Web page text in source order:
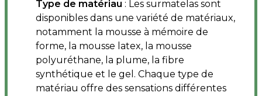
Type de matériau : Les surmatelas sont
disponibles dans une variété de matériaux,
notamment la mousse à mémoire de
forme, la mousse latex, la mousse
polyuréthane, la plume, la fibre
synthétique et le gel. Chaque type de
matériau offre des sensations différentes